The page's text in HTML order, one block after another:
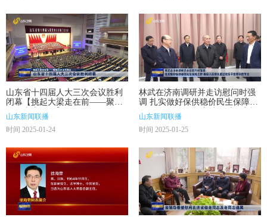
山东省十四届人大三次会议胜利
闭幕【挑起大梁走在前——聚焦
2025山东两会】
山东新闻联播
时间 2025-01-24
林武在济南调研并走访慰问时强
调 扎实做好保供稳价民生保障工
作 确保人民群众度过欢乐平安祥
和的节日
山东新闻联播
时间 2025-01-25